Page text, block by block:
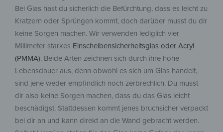
Bei Glas hast du sicherlich die Befürchtung, dass es leicht zu
Kratzern oder Sprüngen kommt, doch darüber musst du dir
keine Sorgen machen. Wir verwenden lediglich vier
Millimeter starkes Einscheibensicherheitsglas oder Acryl
(PMMA). Beide Arten zeichnen sich durch ihre hohe
Lebensdauer aus, denn obwohl es sich um Glas handelt,
sind jene weder empfindlich noch zerbrechlich. Du musst
dir also keine Sorgen machen, dass du das Glas leicht
beschädigst. Stattdessen kommt jenes bruchsicher verpackt
bei dir an und kann direkt an die Wand gebracht werden.